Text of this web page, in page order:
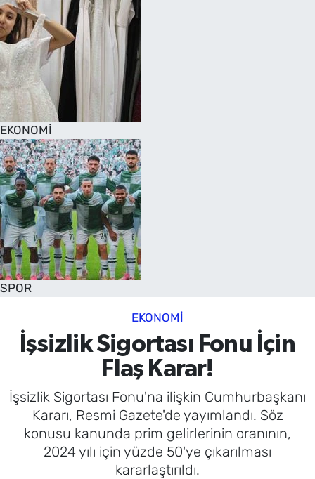
EKONOMİ
SPOR
EKONOMİ
İşsizlik Sigortası Fonu İçin
Flaş Karar!
İşsizlik Sigortası Fonu'na ilişkin Cumhurbaşkanı
Kararı, Resmi Gazete'de yayımlandı. Söz
konusu kanunda prim gelirlerinin oranının,
2024 yılı için yüzde 50'ye çıkarılması
kararlaştırıldı.